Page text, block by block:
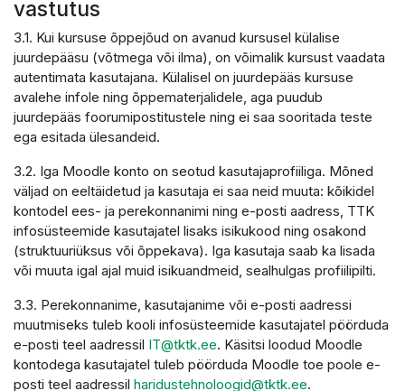
vastutus
3.1. Kui kursuse õppejõud on avanud kursusel külalise
juurdepääsu (võtmega või ilma), on võimalik kursust vaadata
autentimata kasutajana. Külalisel on juurdepääs kursuse
avalehe infole ning õppematerjalidele, aga puudub
juurdepääs foorumipostitustele ning ei saa sooritada teste
ega esitada ülesandeid.
3.2. Iga Moodle konto on seotud kasutajaprofiiliga. Mõned
väljad on eeltäidetud ja kasutaja ei saa neid muuta: kõikidel
kontodel ees- ja perekonnanimi ning e-posti aadress, TTK
infosüsteemide kasutajatel lisaks isikukood ning osakond
(struktuuriüksus või õppekava). Iga kasutaja saab ka lisada
või muuta igal ajal muid isikuandmeid, sealhulgas profiilipilti.
3.3. Perekonnanime, kasutajanime või e-posti aadressi
muutmiseks tuleb kooli infosüsteemide kasutajatel pöörduda
e-posti teel aadressil IT@tktk.ee. Käsitsi loodud Moodle
kontodega kasutajatel tuleb pöörduda Moodle toe poole e-
posti teel aadressil haridustehnoloogid@tktk.ee.